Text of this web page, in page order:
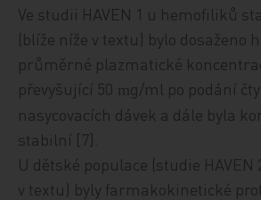
Ve studii HAVEN 1 u hemofiliků
(blíže níže v textu) bylo dosaženo
průměrné plazmatické
převyšující 50 mg/ml po podání
nasycovacích dávek a dále byla
stabilní [7].
U dětské populace (studie HAVEN
v textu) byly farmakokinetické